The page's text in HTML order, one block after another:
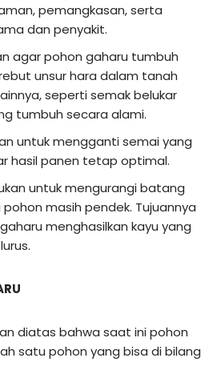
pemangkasan, serta
dan penyakit.
agar pohon gaharu tumbuh
unsur hara dalam tanah
seperti semak belukar
tumbuh secara alami.
untuk mengganti semai yang
hasil panen tetap optimal.
untuk mengurangi batang
masih pendek. Tujuannya
menghasilkan kayu yang
diatas bahwa saat ini pohon
satu pohon yang bisa di bilang